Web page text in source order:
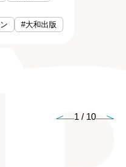
#大和出版
1 / 10